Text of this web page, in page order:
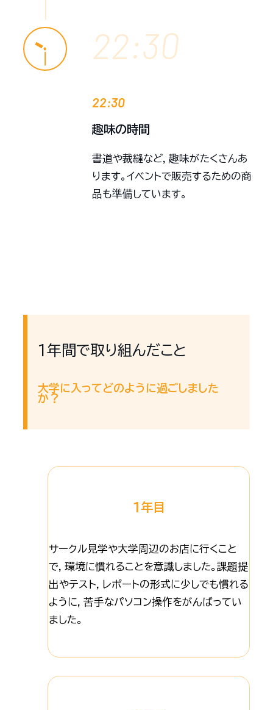
22:30
22:30
趣味の時間
書道や裁縫など，趣味がたくさんあ
ります。イベントで販売するための商
品も準備しています。
1年間で取り組んだこと
大学に入ってどのように過ごしました
か？
1年目
サークル見学や大学周辺のお店に行くこと
で，環境に慣れることを意識しました。課題提
出やテスト，レポートの形式に少しでも慣れる
ように，苦手なパソコン操作をがんばってい
ました。